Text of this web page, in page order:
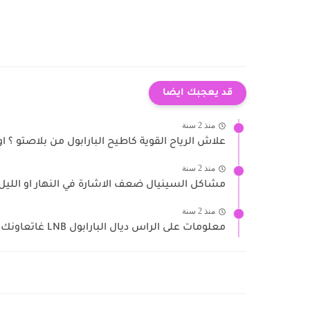
قد يعجبك ايضا
منذ 2 سنة
علاش الرياح القوية كاطيح البارابول من بلاصتو
منذ 2 سنة
مشاكل السينيال ضعف الاشارة في النهار او
منذ 2 سنة
معلومات على الراس ديال البارابول LNB غاتعاونك فضبط الصحن أو...